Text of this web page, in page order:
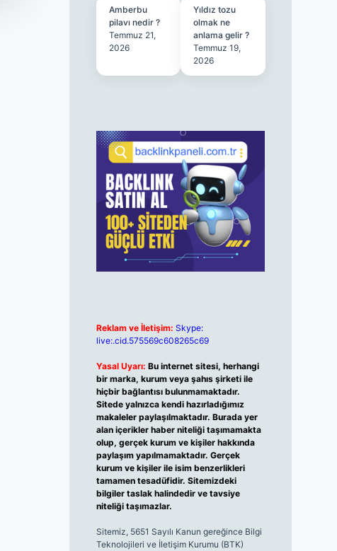
Amberbu
pilavı nedir ?
Temmuz 21,
2026
Yıldız tozu
olmak ne
anlama gelir ?
Temmuz 19,
2026
Reklam ve İletişim: Skype:
live:.cid.575569c608265c69
Yasal Uyarı: Bu internet sitesi, herhangi
bir marka, kurum veya şahıs şirketi ile
hiçbir bağlantısı bulunmamaktadır.
Sitede yalnızca kendi hazırladığımız
makaleler paylaşılmaktadır. Burada yer
alan içerikler haber niteliği taşımamakta
olup, gerçek kurum ve kişiler hakkında
paylaşım yapılmamaktadır. Gerçek
kurum ve kişiler ile isim benzerlikleri
tamamen tesadüfidir. Sitemizdeki
bilgiler taslak halindedir ve tavsiye
niteliği taşımazlar.
Sitemiz, 5651 Sayılı Kanun gereğince Bilgi
Teknolojileri ve İletişim Kurumu (BTK)